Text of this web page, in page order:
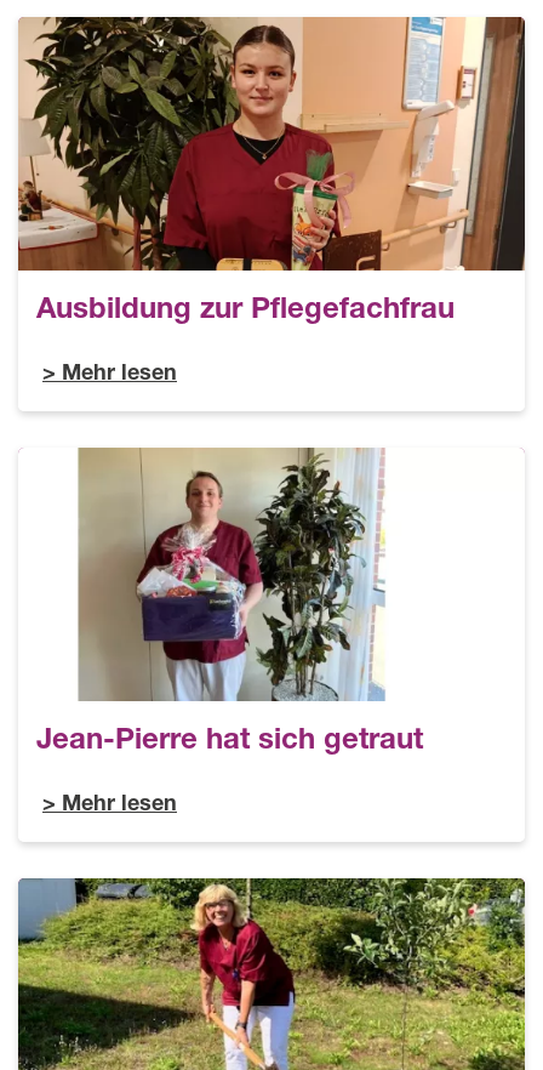
Ausbildung zur Pflegefachfrau
Mehr lesen
Jean-Pierre hat sich getraut
Mehr lesen